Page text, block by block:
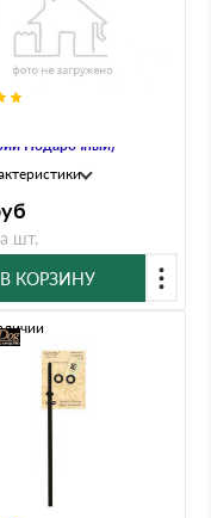
Подарочный)
шт.
В КОРЗИНУ